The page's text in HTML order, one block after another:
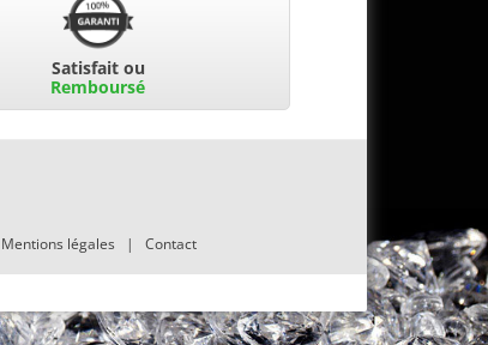
Satisfait ou
Remboursé
Mentions légales |Contact